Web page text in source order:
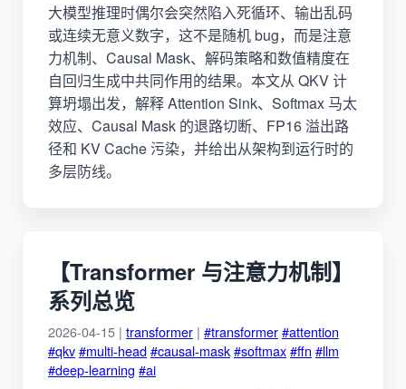
大模型推理时偶尔会突然陷入死循环、输出乱码
或连续无意义数字，这不是随机 bug，而是注意
力机制、Causal Mask、解码策略和数值精度在
自回归生成中共同作用的结果。本文从 QKV 计
算坍塌出发，解释 Attention Sink、Softmax 马太
效应、Causal Mask 的退路切断、FP16 溢出路
径和 KV Cache 污染，并给出从架构到运行时的
多层防线。
【Transformer 与注意力机制】
系列总览
2026-04-15 | transformer | #transformer#attention
#qkv#multi-head#causal-mask#softmax#ffn #llm
#deep-learning #ai